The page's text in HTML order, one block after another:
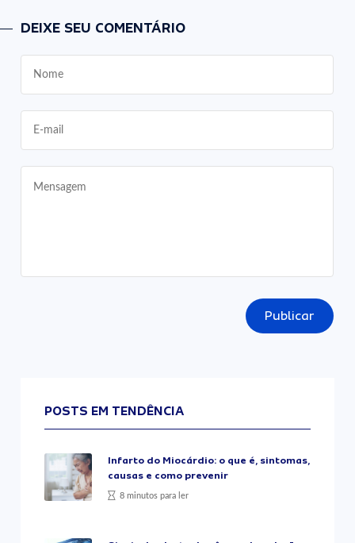
DEIXE SEU COMENTÁRIO
Publicar
POSTS EM TENDÊNCIA
Infarto do Miocárdio: o que é, sintomas,
causas e como prevenir
8 minutos para ler